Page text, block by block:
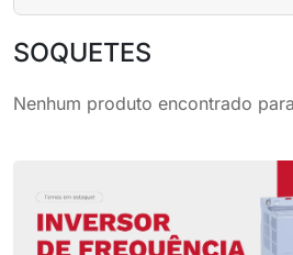
SOQUETES
Nenhum produto encontrado